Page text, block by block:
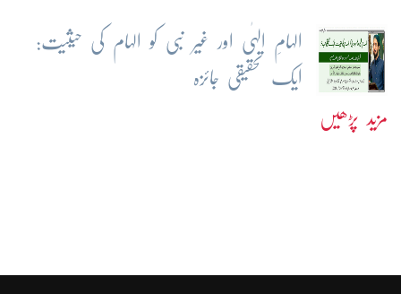
الہامِ الہٰی اور غیر نبی کو الہام کی حیثیت:
ایک تحقیقی جائزہ
مزید پڑھیں